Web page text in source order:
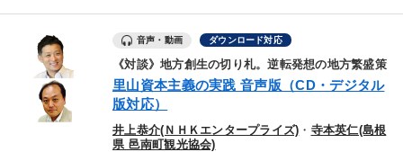
音声・動画 ダウンロード対応
《対談》地方創生の切り札。逆転発想の地方繁盛策
里山資本主義の実践 音声版（CD・デジタル
版対応）
井上恭介(ＮＨＫエンタープライズ) ・ 寺本英仁(島根
県 邑南町観光協会)